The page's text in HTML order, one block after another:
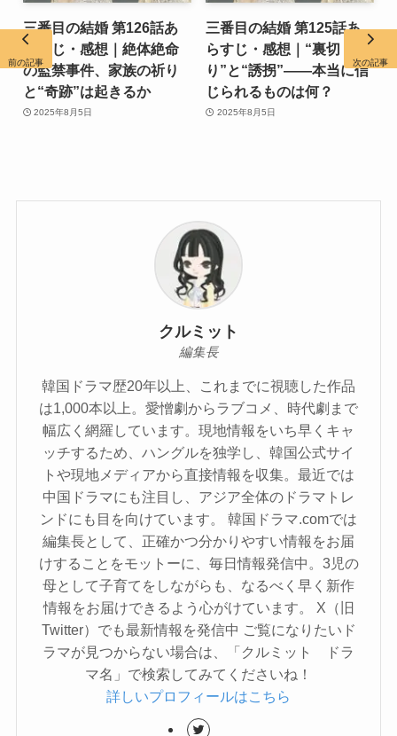
三番目の結婚 第126話あ
らすじ・感想｜絶体絶命
の監禁事件、家族の祈り
と“奇跡”は起きるか
2025年8月5日
三番目の結婚 第125話あ
らすじ・感想｜“裏切
り”と“誘拐”――本当に信
じられるものは何？
2025年8月5日
クルミット
編集長
韓国ドラマ歴20年以上、これまでに視聴した作品
は1,000本以上。愛憎劇からラブコメ、時代劇まで
幅広く網羅しています。現地情報をいち早くキャ
ッチするため、ハングルを独学し、韓国公式サイ
トや現地メディアから直接情報を収集。最近では
中国ドラマにも注目し、アジア全体のドラマトレ
ンドにも目を向けています。 韓国ドラマ.comでは
編集長として、正確かつ分かりやすい情報をお届
けすることをモットーに、毎日情報発信中。3児の
母として子育てをしながらも、なるべく早く新作
情報をお届けできるよう心がけています。 X（旧
Twitter）でも最新情報を発信中 ご覧になりたいド
ラマが見つからない場合は、「クルミット ドラ
マ名」で検索してみてくださいね！
詳しいプロフィールはこちら
前の記事 次の記事